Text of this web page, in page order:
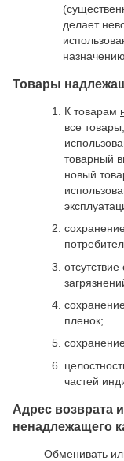
делает
Товары
К товарам
все
товарный
новый
пленок;
частей
Адрес возврата
ненадлежащего
Обменивать